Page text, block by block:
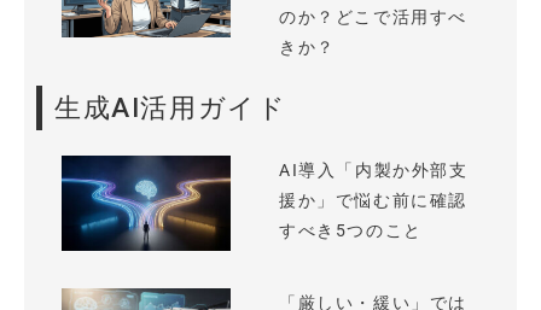
のか？どこで活用すべ
きか？
生成AI活用ガイド
AI導入「内製か外部支
援か」で悩む前に確認
すべき5つのこと
「厳しい・緩い」では